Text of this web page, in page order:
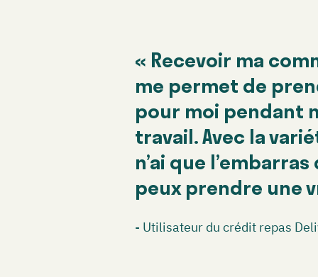
« Recevoir ma
me permet de
pour moi pendant
travail. Avec la
n’ai que
peux prendre une
- Utilisateur du crédit repas